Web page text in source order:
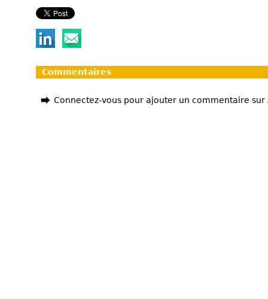
Commentaires
Connectez-vous pour ajouter un commentaire sur